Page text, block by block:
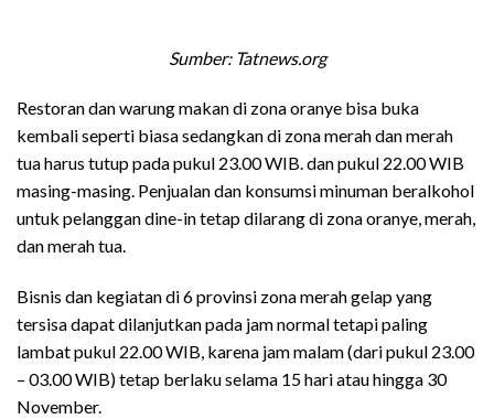
Sumber: Tatnews.org
Restoran dan warung makan di zona oranye bisa buka
kembali seperti biasa sedangkan di zona merah dan merah
tua harus tutup pada pukul 23.00 WIB. dan pukul 22.00 WIB
masing-masing. Penjualan dan konsumsi minuman beralkohol
untuk pelanggan dine-in tetap dilarang di zona oranye, merah,
dan merah tua.
Bisnis dan kegiatan di 6 provinsi zona merah gelap yang
tersisa dapat dilanjutkan pada jam normal tetapi paling
lambat pukul 22.00 WIB, karena jam malam (dari pukul 23.00
– 03.00 WIB) tetap berlaku selama 15 hari atau hingga 30
November.